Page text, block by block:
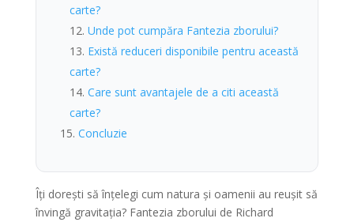
carte?
Unde pot cumpăra Fantezia zborului?
Există reduceri disponibile pentru această
carte?
Care sunt avantajele de a citi această
carte?
Concluzie
Îți dorești să înțelegi cum natura și oamenii au reușit să
învingă gravitația? Fantezia zborului de Richard